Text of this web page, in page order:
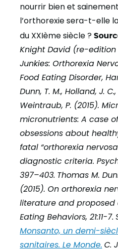
nourrir bien et
l’orthorexie sera-t-elle
du XXIème siècle ?
Knight David (re-edition
Junkies: Orthorexia
Food Eating Disorder,
Dunn, T. M., Holland, J.
Weintraub, P. (2015).
micronutrients: A case
obsessions about
fatal “orthorexia
diagnostic criteria.
397–403. Thomas M.
(2015). On orthorexia
literature and
Eating Behaviors, 21:11-7.
Monsanto, un demi-
sanitaires. Le Monde. C.